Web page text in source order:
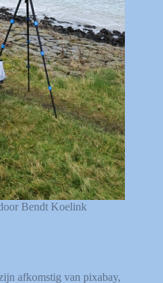
Bendt Koelink
afkomstig van pixabay,